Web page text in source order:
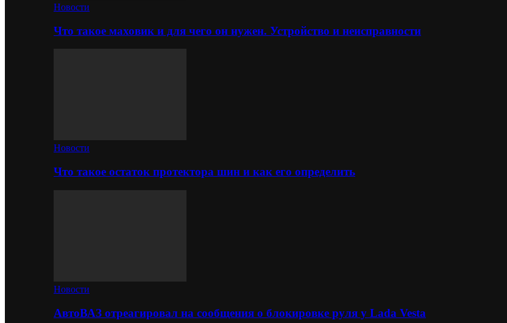
Новости
Что такое маховик и для чего он нужен. Устройство и неисправности
Новости
Что такое остаток протектора шин и как его определить
Новости
АвтоВАЗ отреагировал на сообщения о блокировке руля у Lada Vesta